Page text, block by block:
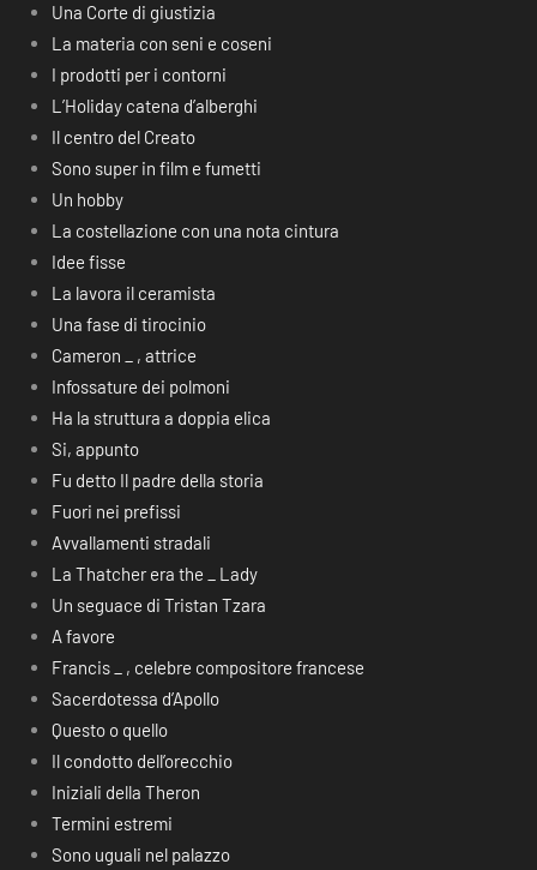
Una Corte di giustizia
La materia con seni e coseni
I prodotti per i contorni
L’Holiday catena d’alberghi
Il centro del Creato
Sono super in film e fumetti
Un hobby
La costellazione con una nota cintura
Idee fisse
La lavora il ceramista
Una fase di tirocinio
Cameron _ , attrice
Infossature dei polmoni
Ha la struttura a doppia elica
Si, appunto
Fu detto Il padre della storia
Fuori nei prefissi
Avvallamenti stradali
La Thatcher era the _ Lady
Un seguace di Tristan Tzara
A favore
Francis _ , celebre compositore francese
Sacerdotessa d’Apollo
Questo o quello
Il condotto dell’orecchio
Iniziali della Theron
Termini estremi
Sono uguali nel palazzo